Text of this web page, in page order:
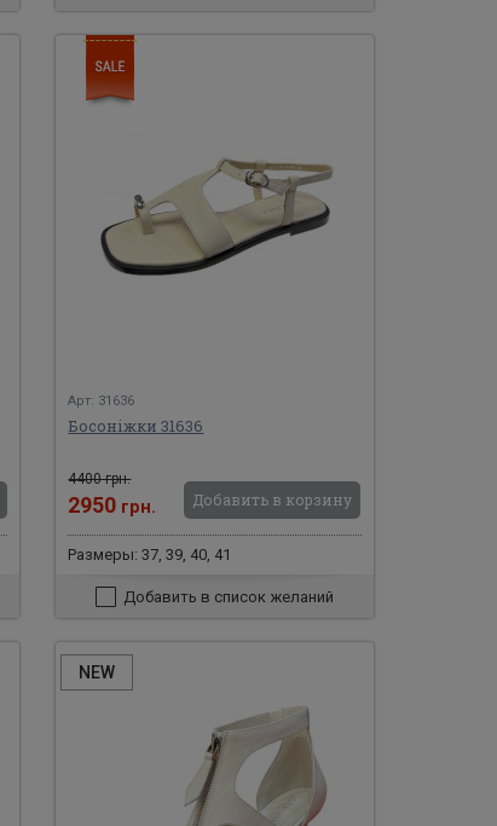
Арт: 31636
Босоніжки 31636
4400 грн.
2950 грн. Добавить в корзину
Размеры: 37, 39, 40, 41
Добавить в список желаний
NEW